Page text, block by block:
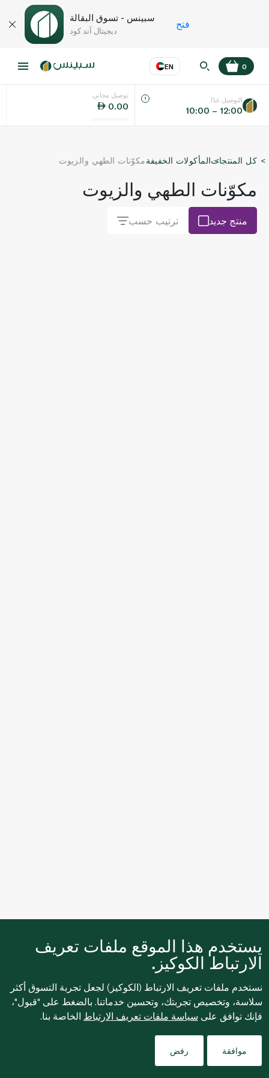
سبينس - تسوق البقالة
ديجيتال آند كود
فتح
EN
اللغة عر
KSA
0
توصيل مجاني
0.00
التوصيل غدًا
10:00 – 12:00
كل المنتجاتالمأكولات الخفيفةمكوّنات الطهي والزيوت
مكوّنات الطهي والزيوت
منتج جديد ترتيب حسب
يستخدم هذا الموقع ملفات تعريف
الارتباط الكوكيز.
نستخدم ملفات تعريف الارتباط (الكوكيز) لجعل تجربة التسوق أكثر
سلاسة، وتخصيص تجربتك، وتحسين خدماتنا. بالضغط على "قبول"،
فإنك توافق على سياسة ملفات تعريف الارتباط الخاصة بنا.
موافقة رفض